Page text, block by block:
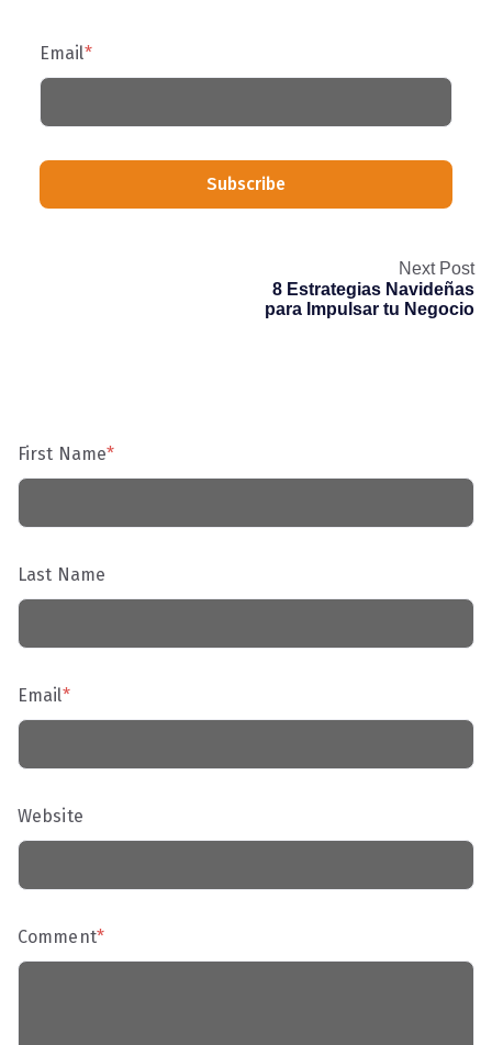
Email*
Next Post
8 Estrategias Navideñas
para Impulsar tu Negocio
First Name*
Last Name
Email*
Website
Comment*